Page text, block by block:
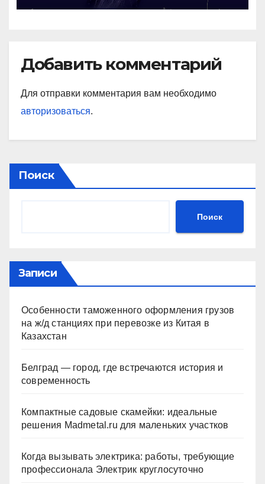
Добавить комментарий
Для отправки комментария вам необходимо
авторизоваться.
Поиск
Поиск
Записи
Особенности таможенного оформления грузов
на ж/д станциях при перевозке из Китая в
Казахстан
Белград — город, где встречаются история и
современность
Компактные садовые скамейки: идеальные
решения Madmetal.ru для маленьких участков
Когда вызывать электрика: работы, требующие
профессионала Электрик круглосуточно